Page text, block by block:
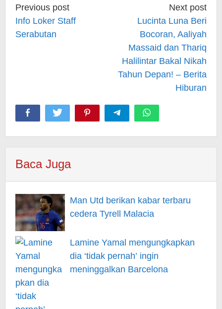
Post
navigation
Previous post
Info Loker Staff
Serabutan
Next post
Lucinta Luna Beri
Bocoran, Aaliyah
Massaid dan Thariq
Halilintar Bakal Nikah
Tahun Depan! – Berita
Hiburan
Baca Juga
Man Utd berikan kabar terbaru
cedera Tyrell Malacia
Lamine Yamal mengungkapkan
dia ‘tidak pernah’ ingin
meninggalkan Barcelona